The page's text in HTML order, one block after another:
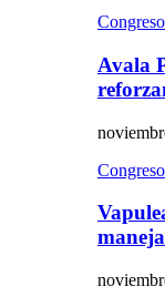
Congreso
Avala
Congreso